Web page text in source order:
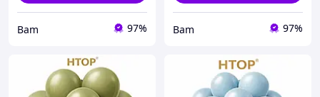
Bam 97% Bam 97%